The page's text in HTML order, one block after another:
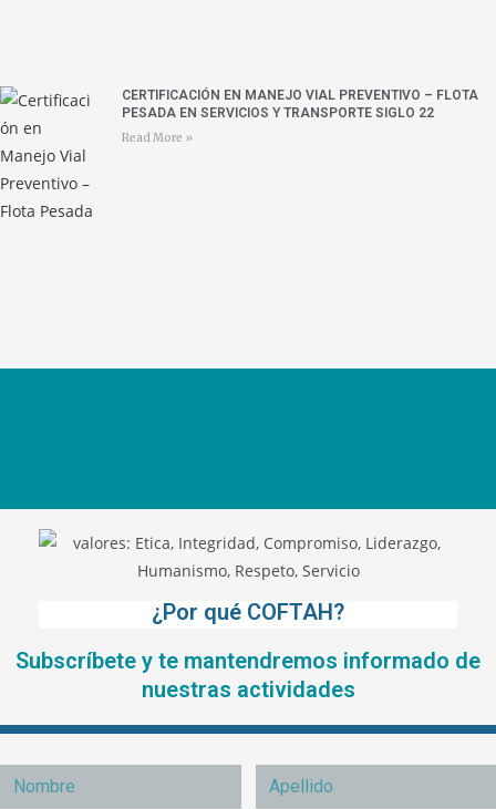
CERTIFICACIÓN EN MANEJO VIAL PREVENTIVO – FLOTA
PESADA EN SERVICIOS Y TRANSPORTE SIGLO 22
Read More »
¿Por qué COFTAH?
Subscríbete y te mantendremos informado de
nuestras actividades